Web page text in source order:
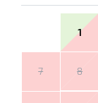
1
7 8